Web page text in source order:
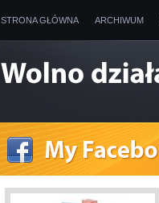
STRONA GŁÓWNA ARCHIWUM